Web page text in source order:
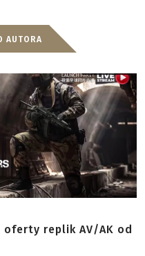
AUTORA
oferty replik AV/AK od